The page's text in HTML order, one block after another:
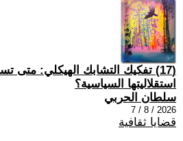
(17) تفكيك التشابك الهيكلي: متى
استقلاليتها السياسية؟
سلطان الحربي
2026 / 8 / 7
قضايا ثقافية